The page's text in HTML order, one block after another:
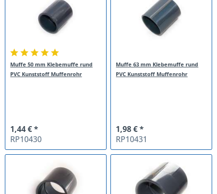
Muffe 50 mm Klebemuffe rund
PVC Kunststoff Muffenrohr
1,44 € *
RP10430
Muffe 63 mm Klebemuffe rund
PVC Kunststoff Muffenrohr
1,98 € *
RP10431